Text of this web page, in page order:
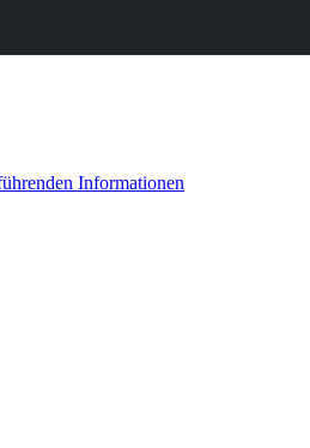
Informationen